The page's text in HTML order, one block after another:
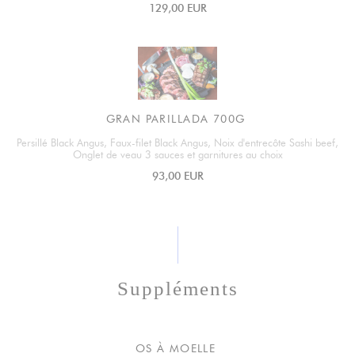
129,00 EUR
GRAN PARILLADA 700G
Persillé Black Angus, Faux-filet Black Angus, Noix d'entrecôte Sashi beef,
Onglet de veau 3 sauces et garnitures au choix
93,00 EUR
Suppléments
OS À MOELLE